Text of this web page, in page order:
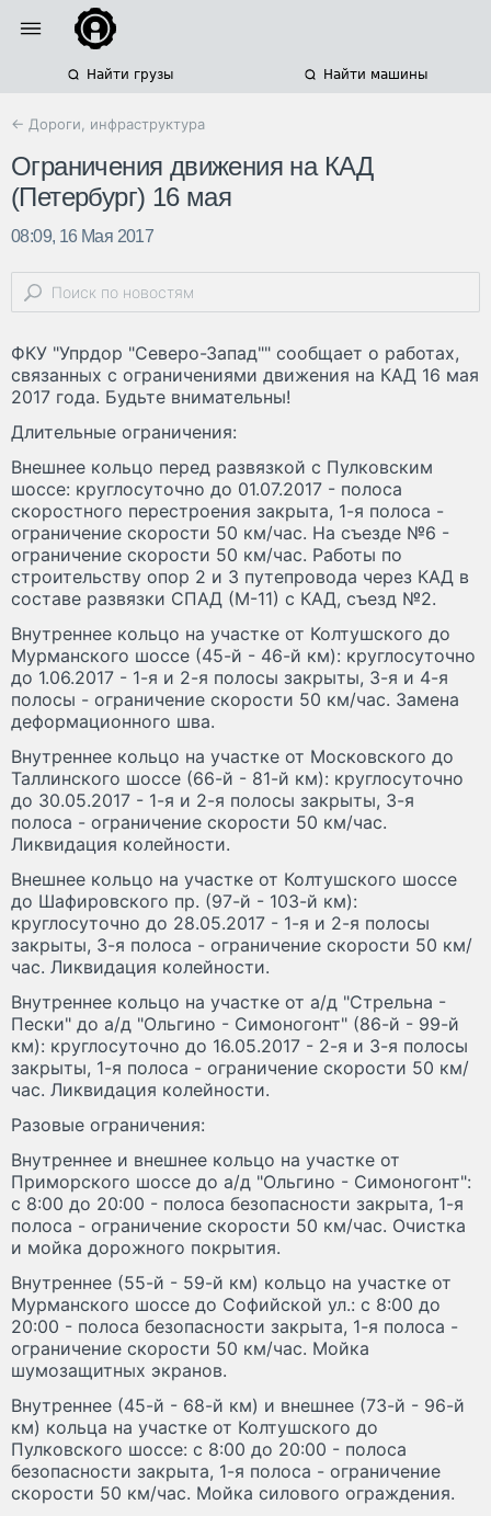
Найти грузы Найти машины
← Дороги, инфраструктура
Ограничения движения на КАД
(Петербург) 16 мая
08:09, 16 Мая 2017
ФКУ "Упрдор "Северо-Запад"" сообщает о работах,
связанных с ограничениями движения на КАД 16 мая
2017 года. Будьте внимательны!
Длительные ограничения:
Внешнее кольцо перед развязкой с Пулковским
шоссе: круглосуточно до 01.07.2017 - полоса
скоростного перестроения закрыта, 1-я полоса -
ограничение скорости 50 км/час. На съезде №6 -
ограничение скорости 50 км/час. Работы по
строительству опор 2 и 3 путепровода через КАД в
составе развязки СПАД (М-11) с КАД, съезд №2.
Внутреннее кольцо на участке от Колтушского до
Мурманского шоссе (45-й - 46-й км): круглосуточно
до 1.06.2017 - 1-я и 2-я полосы закрыты, 3-я и 4-я
полосы - ограничение скорости 50 км/час. Замена
деформационного шва.
Внутреннее кольцо на участке от Московского до
Таллинского шоссе (66-й - 81-й км): круглосуточно
до 30.05.2017 - 1-я и 2-я полосы закрыты, 3-я
полоса - ограничение скорости 50 км/час.
Ликвидация колейности.
Внешнее кольцо на участке от Колтушского шоссе
до Шафировского пр. (97-й - 103-й км):
круглосуточно до 28.05.2017 - 1-я и 2-я полосы
закрыты, 3-я полоса - ограничение скорости 50 км/
час. Ликвидация колейности.
Внутреннее кольцо на участке от а/д "Стрельна -
Пески" до а/д "Ольгино - Симоногонт" (86-й - 99-й
км): круглосуточно до 16.05.2017 - 2-я и 3-я полосы
закрыты, 1-я полоса - ограничение скорости 50 км/
час. Ликвидация колейности.
Разовые ограничения:
Внутреннее и внешнее кольцо на участке от
Приморского шоссе до а/д "Ольгино - Симоногонт":
с 8:00 до 20:00 - полоса безопасности закрыта, 1-я
полоса - ограничение скорости 50 км/час. Очистка
и мойка дорожного покрытия.
Внутреннее (55-й - 59-й км) кольцо на участке от
Мурманского шоссе до Софийской ул.: с 8:00 до
20:00 - полоса безопасности закрыта, 1-я полоса -
ограничение скорости 50 км/час. Мойка
шумозащитных экранов.
Внутреннее (45-й - 68-й км) и внешнее (73-й - 96-й
км) кольца на участке от Колтушского до
Пулковского шоссе: с 8:00 до 20:00 - полоса
безопасности закрыта, 1-я полоса - ограничение
скорости 50 км/час. Мойка силового ограждения.